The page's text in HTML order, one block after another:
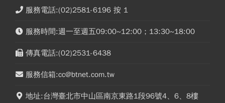
服務電話:(02)2581-6196 按 1
服務時間:週一至週五09:00~12:00；13:30~18:00
傳真電話:(02)2531-6438
服務信箱:cc@btnet.com.tw
地址:台灣臺北市中山區南京東路1段96號4、6、8樓